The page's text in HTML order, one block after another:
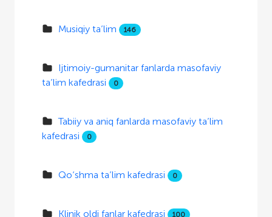
Musiqiy ta’lim 146
Ijtimoiy-gumanitar fanlarda masofaviy
ta’lim kafedrasi
0
Tabiiy va aniq fanlarda masofaviy ta’lim
kafedrasi
0
Qo‘shma ta’lim kafedrasi 0
Klinik oldi fanlar kafedrasi 100